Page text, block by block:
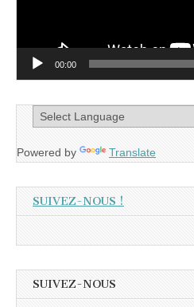
00:00
Powered by Translate
SUIVEZ-NOUS !
SUIVEZ-NOUS